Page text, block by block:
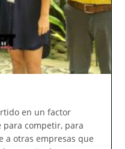
en un factor
para competir, para
a otras empresas que